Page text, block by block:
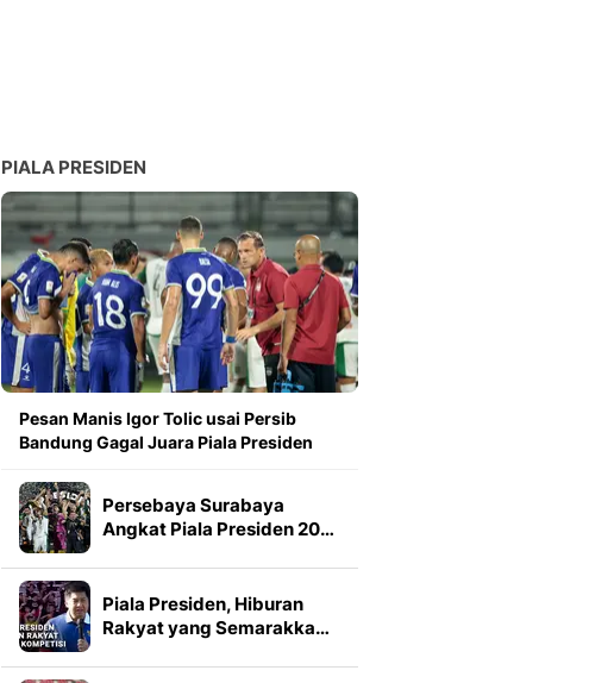
PIALA PRESIDEN
Pesan Manis Igor Tolic usai Persib
Bandung Gagal Juara Piala Presiden
Persebaya Surabaya
Angkat Piala Presiden 20…
Piala Presiden, Hiburan
Rakyat yang Semarakka…